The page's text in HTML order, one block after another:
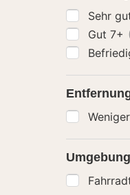
Gut 7+